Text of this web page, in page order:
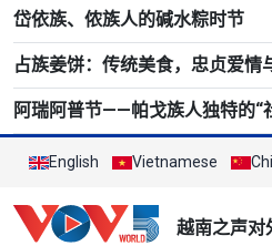
岱依族、侬族人的碱水粽时节
占族姜饼：传统美食，忠贞爱情
阿瑞阿普节——帕戈族人独特的“
English Vietnamese
越南之声对